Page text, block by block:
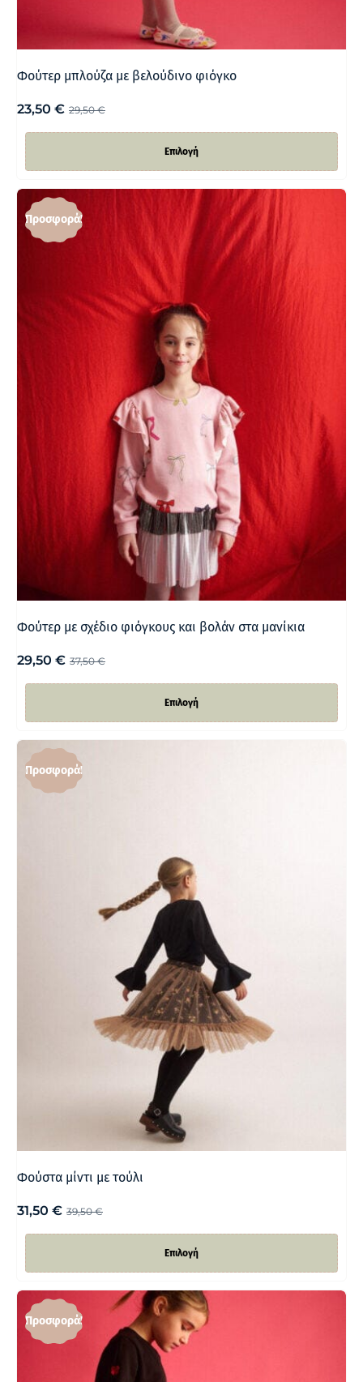
Φούτερ μπλούζα με βελούδινο φιόγκο
29,50€
23,50 €
Επιλογή
Προσφορά!
Φούτερ με σχέδιο φιόγκους και βολάν στα μανίκια
37,50€
29,50 €
Επιλογή
Προσφορά!
Φούστα μίντι με τούλι
39,50€
31,50 €
Επιλογή
Προσφορά!